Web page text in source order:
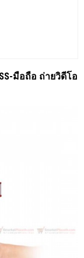
มือถือ ถ่ายวิดีโอ